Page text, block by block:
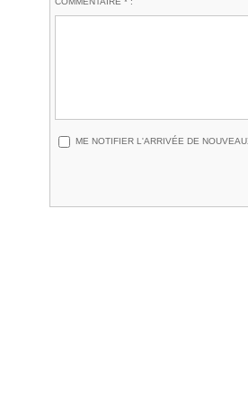
ME NOTIFIER L'ARRIVÉE DE